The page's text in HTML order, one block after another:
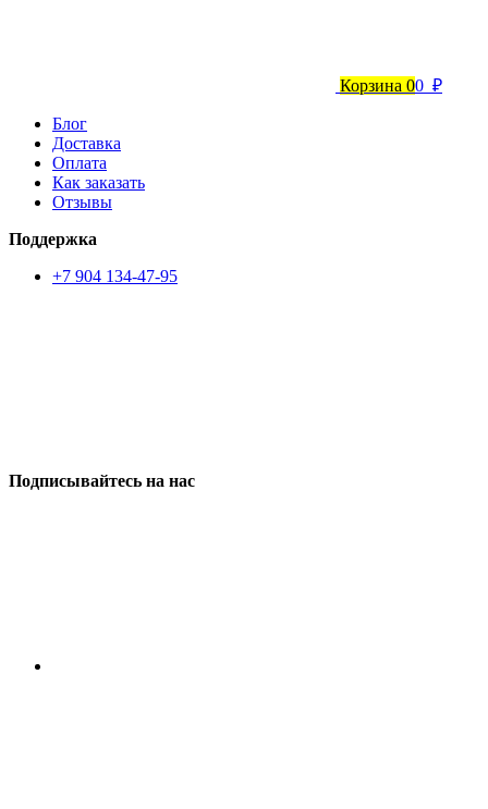
Корзина 00 ₽
Блог
Доставка
Оплата
Как заказать
Отзывы
Поддержка
+7 904 134-47-95
Подписывайтесь на нас